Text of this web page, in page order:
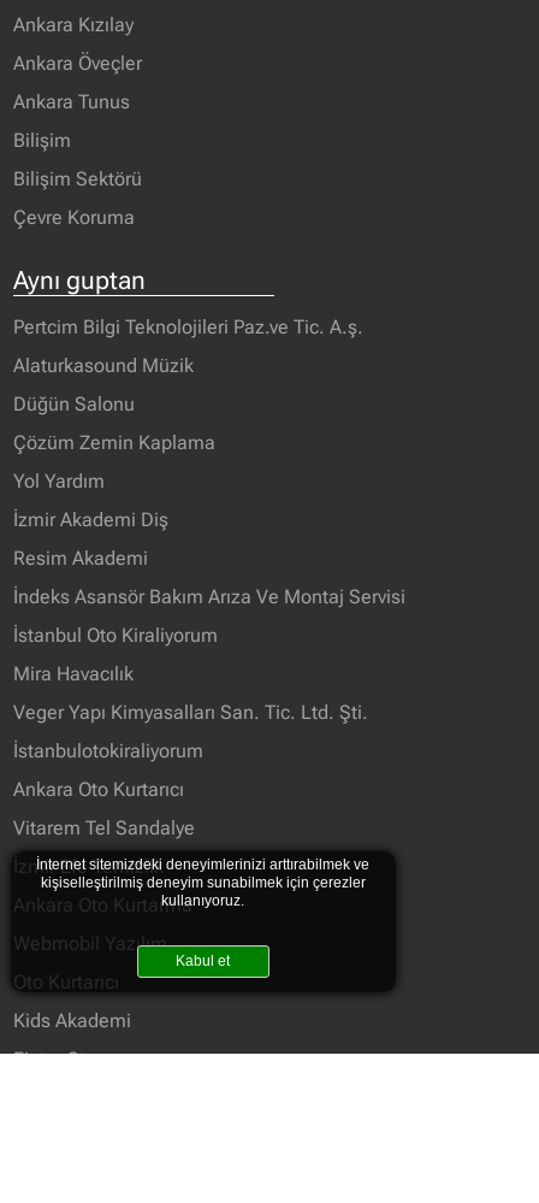
Ankara Kızılay
Ankara Öveçler
Ankara Tunus
Bilişim
Bilişim Sektörü
Çevre Koruma
Aynı guptan
Pertcim Bilgi Teknolojileri Paz.ve Tic. A.ş.
Alaturkasound Müzik
Düğün Salonu
Çözüm Zemin Kaplama
Yol Yardım
İzmir Akademi Diş
Resim Akademi
İndeks Asansör Bakım Arıza Ve Montaj Servisi
İstanbul Oto Kiraliyorum
Mira Havacılık
Veger Yapı Kimyasalları San. Tic. Ltd. Şti.
İstanbulotokiraliyorum
Ankara Oto Kurtarıcı
Vitarem Tel Sandalye
İzmir Efe Temizlik
Ankara Oto Kurtarma
Webmobil Yazılım
Oto Kurtarıcı
Kids Akademi
Fietra Store
İnternet sitemizdeki deneyimlerinizi arttırabilmek ve
kişiselleştirilmiş deneyim sunabilmek için çerezler
kullanıyoruz.
Kabul et